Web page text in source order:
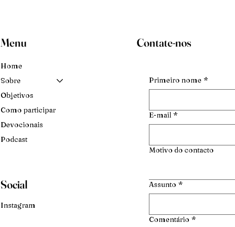
Menu
Home
Sobre
Objetivos
Como participar
Devocionais
Podcast
Social
Instagram
Contate-nos
Primeiro nome *
E-mail *
Motivo do contacto
Assunto *
Comentário *